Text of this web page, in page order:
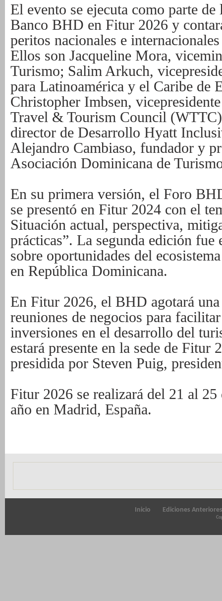
El evento se ejecuta como parte
Banco BHD en Fitur 2026 y
peritos nacionales e
Ellos son Jacqueline Mora,
Turismo; Salim Arkuch,
para Latinoamérica y el Caribe de
Christopher Imbsen,
Travel & Tourism Council
director de Desarrollo Hyatt
Alejandro Cambiaso, fundador y
Asociación Dominicana de
En su primera versión, el Foro
se presentó en Fitur 2024 con el
Situación actual, perspectiva,
prácticas”. La segunda edición
sobre oportunidades del
en República Dominicana.
En Fitur 2026, el BHD agotará
reuniones de negocios para
inversiones en el desarrollo del
estará presente en la sede de Fitur
presidida por Steven Puig,
Fitur 2026 se realizará del 21 al 25
año en Madrid, España.
Inicio Ediciones Anteriores